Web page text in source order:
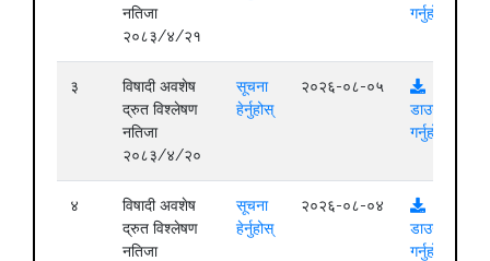
नतिजा
२०८३/४/२१
गर्नुहोस्
३
विषादी अवशेष
द्रुत विश्लेषण
नतिजा
२०८३/४/२०
सूचना
हेर्नुहोस्
२०२६-०८-०५
डाउनलोड
गर्नुहोस्
४
विषादी अवशेष
द्रुत विश्लेषण
नतिजा
सूचना
हेर्नुहोस्
२०२६-०८-०४
डाउनलोड
गर्नुहोस्